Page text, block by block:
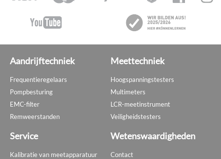
Aandrijftechniek
Frequentieregelaars
Pompbesturing
EMC-filter
Remweerstanden
Meettechniek
Hoogspanningstesters
Multimeters
LCR-meetinstrument
Veiligheidstesters
Service
Kalibratie van meetapparatuur
Wetenswaardigheden
Contact